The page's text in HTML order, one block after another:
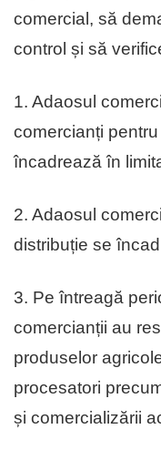
comercial, să
control și să
1.⁠ ⁠Adaosul
comercianți
încadrează în
2.⁠ ⁠Adaosul
distribuție se
3.⁠ ⁠Pe întreagă
comercianții au
produselor
procesatori
și comercializării